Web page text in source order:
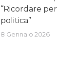
“Ricordare
politica”
8 Gennaio 2026